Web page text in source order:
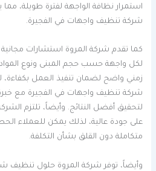
استمرار نظافة الواجهة لفترة طويلة،
شركة تنظيف واجهات في الفجيرة.
كما تقدم شركة المروة استشارات
لكل واجهة حسب حجم المبنى ونوع
زمني واضح لضمان تنفيذ العمل بكفاءة،
شركة تنظيف واجهات في الفجيرة مع خبرة
لتحقيق أفضل النتائج. وأيضاً، تلتزم
على جودة عالية، لذلك يمكن للعملاء
متكاملة دون القلق بشأن التكلفة.
وأيضاً، توفر شركة المروة حلول تنظيف